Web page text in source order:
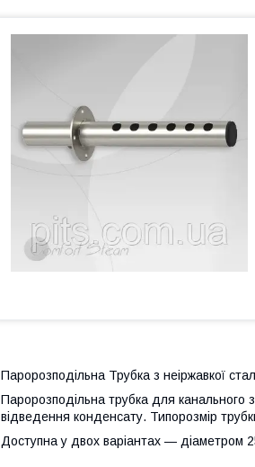
Паророзподільна Трубка з неіржавкої
Паророзподільна трубка для канального
відведення конденсату. Типорозмір
Доступна у двох варіантах — діаметром